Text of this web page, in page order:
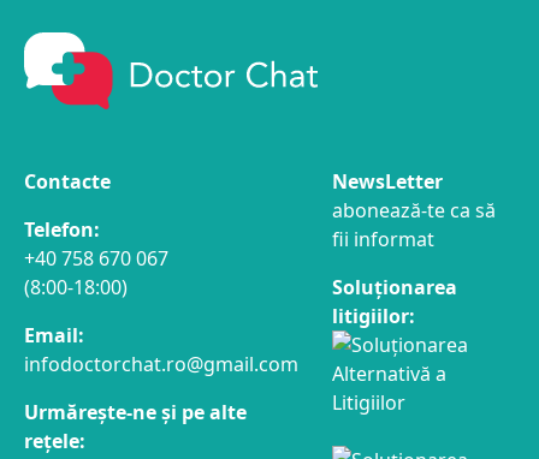
Contacte
Telefon:
+40 758 670 067
(8:00-18:00)
Email:
infodoctorchat.ro@gmail.com
Urmărește-ne și pe alte
rețele:
NewsLetter
abonează-te ca să
fii informat
Soluționarea
litigiilor: